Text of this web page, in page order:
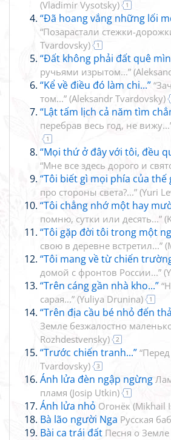
(Vladimir Vysotsky) 1
“Đã hoang vắng những lối
“Позарастали стежки-
Tvardovsky) 1
“Đất không phải đất quê
ручьями изрытом...” (
“Kể về điều đó làm chi...”
том...” (Aleksandr Tvardovsky)
“Lật tấm lịch cả năm tìm
перебрав весь год, не
1
“Mọi thứ ở đây với tôi, đều
“Мне все здесь дорого и
“Tôi biết gì mọi phía của thế
про стороны света?...” (Yuri
“Tôi chẳng nhớ một hay
помню, сутки или десять...” (
“Tôi gặp đời tôi trong một
свою в деревне встретил...” (
“Tôi mang về từ chiến
домой с фронтов России...” (
“Trên cáng gần nhà kho...”
сарая...” (Yuliya Drunina) 1
“Trên địa cầu bé nhỏ đến
Земле безжалостно
Rozhdestvensky) 2
“Trước chiến tranh...”
Tvardovsky) 3
Ánh lửa đèn ngập ngừng
пламя (Josip Utkin) 1
Ánh lửa nhỏ Огонёк (Mikhail
Bà lão người Nga Русская
Bài ca trái đất Песня о Земле